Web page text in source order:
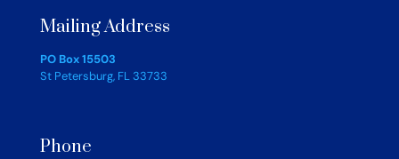
Mailing Address
PO Box 15503
St Petersburg, FL 33733
Phone